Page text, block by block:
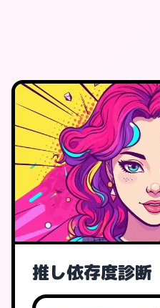
推し依存度診断